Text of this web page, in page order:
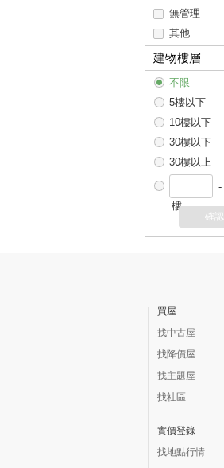
無管理
其他
建物樓層
不限
5樓以下
10樓以下
30樓以下
30樓以上
-
樓
確認
買屋
找中古屋
找降價屋
找主題屋
找社區
實價登錄
找地點行情